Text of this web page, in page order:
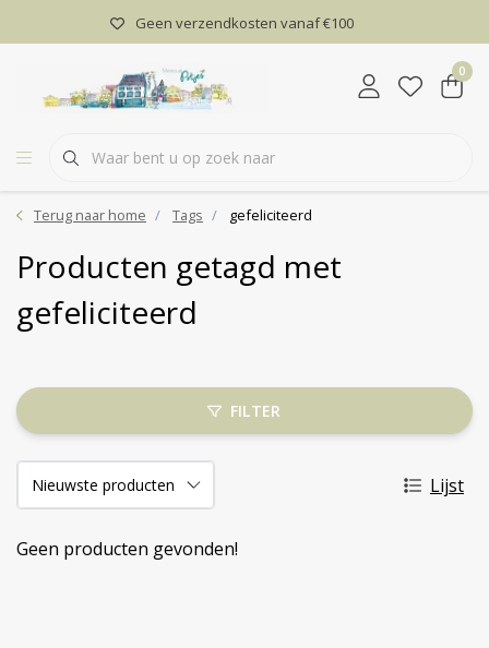
Geen verzendkosten vanaf €100
0
Terug naar home Tags gefeliciteerd
Producten getagd met
gefeliciteerd
FILTER
Lijst
Geen producten gevonden!